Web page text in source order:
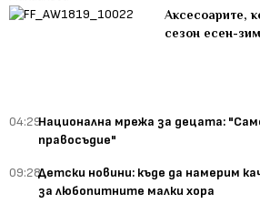
Аксесоарите,
сезон есен-
04:29Национална мрежа за децата:
правосъдие"
09:28Детски новини: къде да намерим
за любопитните малки хора